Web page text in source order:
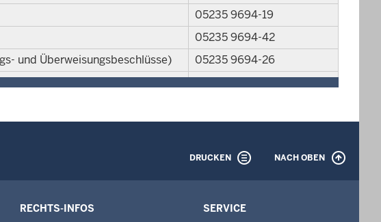
05235 9694-19
05235 9694-42
und Überweisungsbeschlüsse)
05235 9694-26
DRUCKEN NACH OBEN
RECHTS-INFOS SERVICE